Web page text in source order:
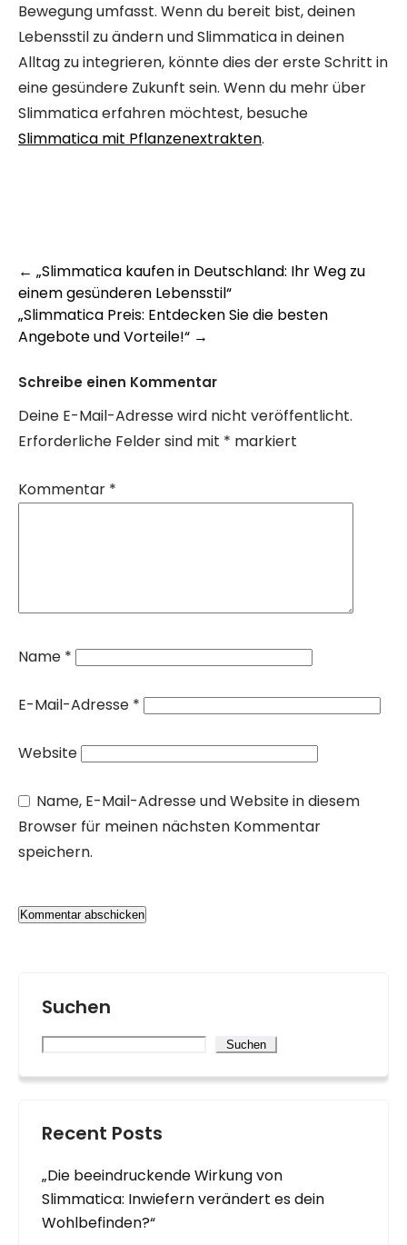
Bewegung umfasst. Wenn du bereit bist, deinen
Lebensstil zu ändern und Slimmatica in deinen
Alltag zu integrieren, könnte dies der erste Schritt in
eine gesündere Zukunft sein. Wenn du mehr über
Slimmatica erfahren möchtest, besuche
Slimmatica mit Pflanzenextrakten.
Post
navigation
← „Slimmatica kaufen in Deutschland: Ihr Weg zu
einem gesünderen Lebensstil“
„Slimmatica Preis: Entdecken Sie die besten
Angebote und Vorteile!“ →
Schreibe einen Kommentar
Deine E-Mail-Adresse wird nicht veröffentlicht.
Erforderliche Felder sind mit * markiert
Kommentar *
Name *
E-Mail-Adresse *
Website
Name, E-Mail-Adresse und Website in diesem
Browser für meinen nächsten Kommentar
speichern.
Suchen
Suchen
Recent Posts
„Die beeindruckende Wirkung von
Slimmatica: Inwiefern verändert es dein
Wohlbefinden?“